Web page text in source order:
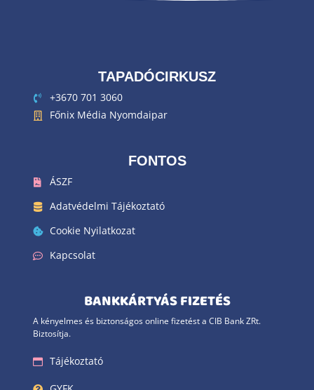
TAPADÓCIRKUSZ
+3670 701 3060
Főnix Média Nyomdaipar
FONTOS
ÁSZF
Adatvédelmi Tájékoztató
Cookie Nyilatkozat
Kapcsolat
BANKKÁRTYÁS FIZETÉS
A kényelmes és biztonságos online fizetést a CIB Bank ZRt.
Biztosítja.
Tájékoztató